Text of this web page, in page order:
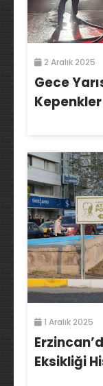
2 Aralık 2025
Gece
Kepenkler
1 Aralık 2025
Eksikliği